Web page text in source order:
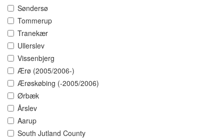
Søndersø
Tommerup
Tranekær
Ullerslev
Vissenbjerg
Ærø (2005/2006-)
Ærøskøbing (-2005/2006)
Ørbæk
Årslev
Aarup
South Jutland County